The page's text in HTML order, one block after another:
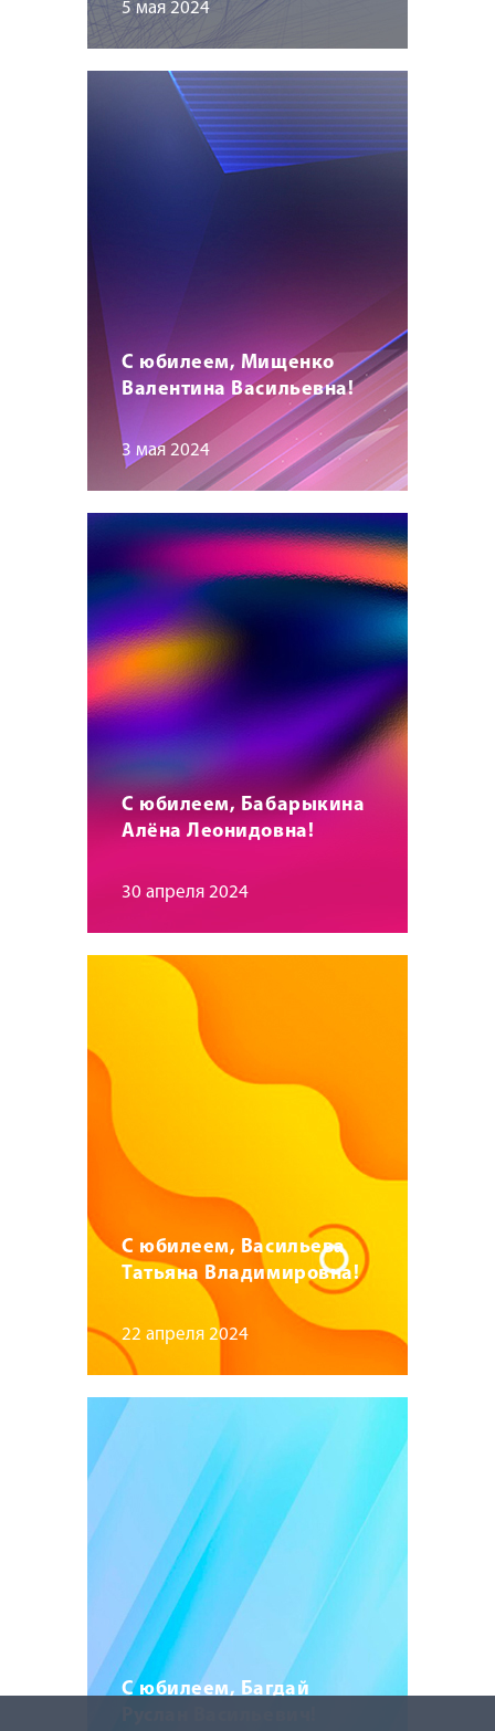
5 мая 2024
С юбилеем, Мищенко
Валентина Васильевна!
3 мая 2024
С юбилеем, Бабарыкина
Алёна Леонидовна!
30 апреля 2024
С юбилеем, Васильева
Татьяна Владимировна!
22 апреля 2024
С юбилеем, Багдай